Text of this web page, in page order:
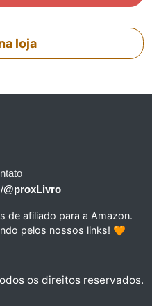
loja
/@proxLivro
de afiliado para a Amazon.
pelos nossos links! 🧡
os direitos reservados.